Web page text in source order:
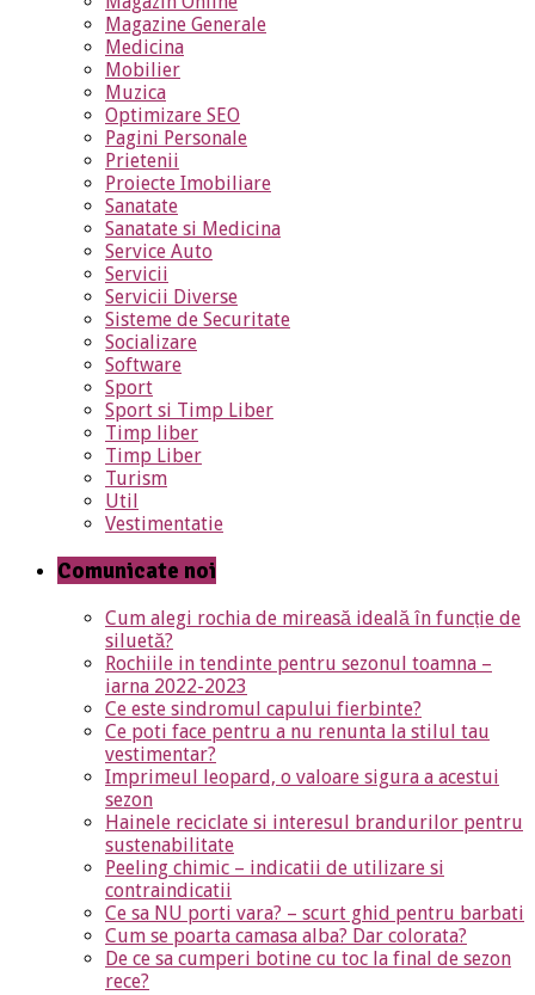
Magazine Generale
Medicina
Mobilier
Muzica
Optimizare SEO
Pagini Personale
Prietenii
Proiecte Imobiliare
Sanatate
Sanatate si Medicina
Service Auto
Servicii
Servicii Diverse
Sisteme de Securitate
Socializare
Software
Sport
Sport si Timp Liber
Timp liber
Timp Liber
Turism
Util
Vestimentatie
Comunicate noi
Cum alegi rochia de mireasă ideală în funcție de
siluetă?
Rochiile in tendinte pentru sezonul toamna –
iarna 2022-2023
Ce este sindromul capului fierbinte?
Ce poti face pentru a nu renunta la stilul tau
vestimentar?
Imprimeul leopard, o valoare sigura a acestui
sezon
Hainele reciclate si interesul brandurilor pentru
sustenabilitate
Peeling chimic – indicatii de utilizare si
contraindicatii
Ce sa NU porti vara? – scurt ghid pentru barbati
Cum se poarta camasa alba? Dar colorata?
De ce sa cumperi botine cu toc la final de sezon
rece?